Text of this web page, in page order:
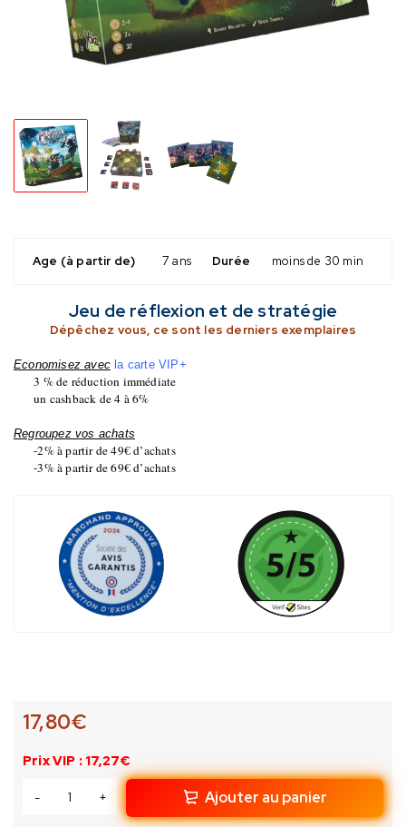
Age (à partir de) 7 ans Durée moins de 30 min
Jeu de réflexion et de stratégie
Dépêchez vous, ce sont les derniers exemplaires
Economisez avec la carte VIP+
3 % de réduction immédiate
un cashback de 4 à 6%
Regroupez vos achats
-2% à partir de 49€ d’achats
-3% à partir de 69€ d’achats
17,80€
Prix VIP : 17,27€
Ajouter au panier